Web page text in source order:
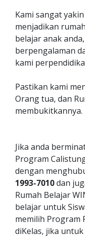
Kami sangat
menjadikan
belajar anak
berpengalaman
kami
Pastikan kami
Orang tua, dan
membukitkannya.
Jika anda
Program
dengan
1993-7010dan
Rumah Belajar
belajar untuk
memilih Program
diKelas, jika